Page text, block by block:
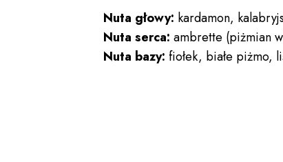
Nuta głowy: kardamon,
Nuta serca: ambrette (piżmian
Nuta bazy: fiołek, białe piżmo,